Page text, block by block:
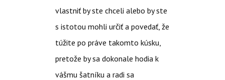
vlastniť by ste chceli alebo by ste
s istotou mohli určiť a povedať, že
túžite po práve takomto kúsku,
pretože by sa dokonale hodia k
vášmu šatníku a radi sa